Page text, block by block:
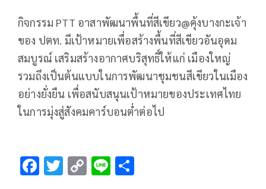
กิจกรรม PTT อาสาพัฒนาพื้นที่สีเขียว@คุ้งบางกะเจ้า
ของ ปตท. มีเป้าหมายเพื่อสร้างพื้นที่สีเขียวอันอุดม
สมบูรณ์ เสริมสร้างอากาศบริสุทธิ์ให้แก่ เมืองใหญ่
รวมถึงเป็นต้นแบบในการพัฒนาชุมชนสีเขียวในเมือง
อย่างยั่งยืน เพื่อสนับสนุนเป้าหมายของประเทศไทย
ในการมุ่งสู่สังคมคาร์บอนต่ำต่อไป
F T C Li